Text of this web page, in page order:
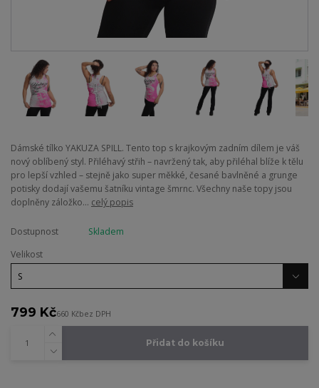
Dámské tílko YAKUZA SPILL. Tento top s krajkovým zadním dílem je váš
nový oblíbený styl. Přiléhavý střih – navržený tak, aby přiléhal blíže k tělu
pro lepší vzhled – stejně jako super měkké, česané bavlněné a grunge
potisky dodají vašemu šatníku vintage šmrnc. Všechny naše topy jsou
doplněny záložko... celý popis
Dostupnost
Skladem
Velikost
799 Kč660 Kčbez DPH
Přidat do košíku